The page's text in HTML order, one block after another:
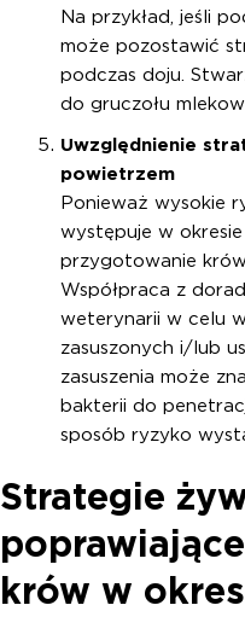
Na przykład, jeśli
może pozostawić
podczas doju.
do gruczołu
Uwzględnienie
powietrzem
Ponieważ wysokie
występuje w
przygotowanie
Współpraca z
weterynarii w celu
zasuszonych i/lub
zasuszenia może
bakterii do
sposób ryzyko
Strategie
krów w